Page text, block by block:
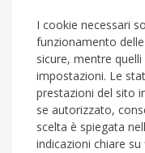
I cookie necessari
funzionamento delle
sicure, mentre
impostazioni. Le
prestazioni del sito
se autorizzato,
scelta è spiegata
indicazioni chiare